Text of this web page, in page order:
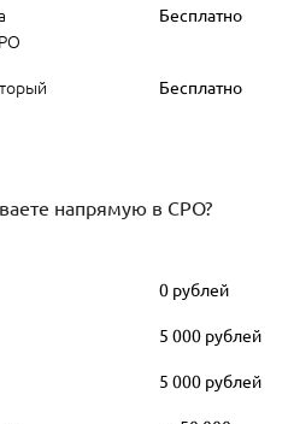
Бесплатно
Бесплатно
напрямую в СРО?
0 рублей
5 000 рублей
5 000 рублей